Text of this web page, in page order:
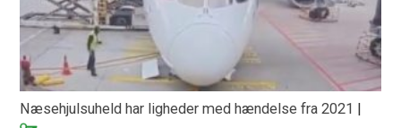
Næsehjulsuheld har ligheder med hændelse fra 2021 |